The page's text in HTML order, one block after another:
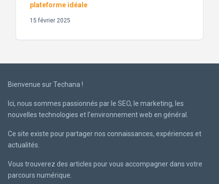
plateforme idéale
15 février 2025
Bienvenue sur Techana !
Ici, nous sommes passionnés par le SEO, le marketing, les
nouvelles technologies et l'environnement web en général.
Ce site existe pour partager nos connaissances, expériences et
actualités.
Vous trouverez des articles pour vous accompagner dans votre
parcours numérique.